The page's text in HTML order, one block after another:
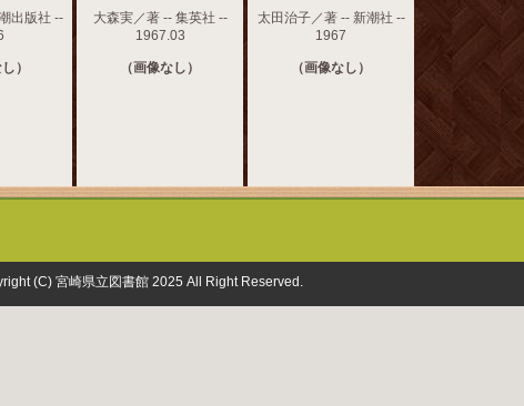
出版社 --
）
大森実／著 -- 集英社 --
1967.03
（画像なし）
太田治子／著 -- 新潮社 --
1967
（画像なし）
(C) 宮崎県立図書館 2025 All Right Reserved.